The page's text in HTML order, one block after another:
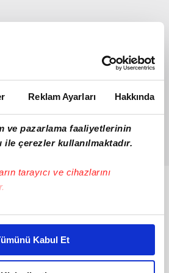
Reklam Ayarları Hakkında
ve pazarlama faaliyetlerinin
ile çerezler kullanılmaktadır.
tarayıcı ve cihazlarını
halinde sizlere özel
yaşatabiliriz. Bunu yaparken
iyi bir reklam deneyimi sunmak
Kabul Et